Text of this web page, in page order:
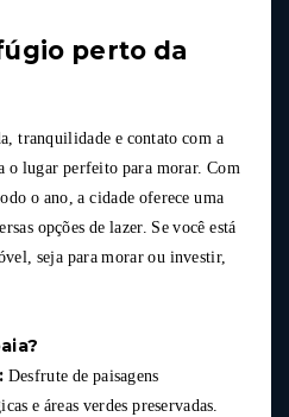
perto da
tranquilidade e contato com a
o lugar perfeito para morar. Com
o ano, a cidade oferece uma
opções de lazer. Se você está
seja para morar ou investir,
Desfrute de paisagens
e áreas verdes preservadas.